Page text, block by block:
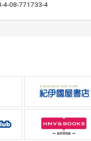
4-08-771733-4